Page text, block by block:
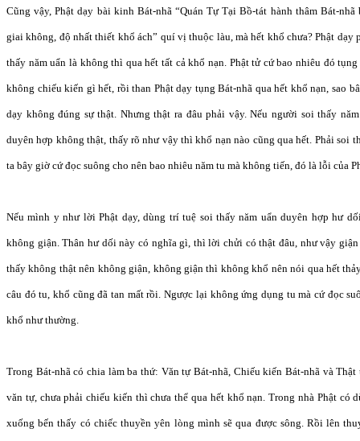
Cũng vậy, Phật dạy bài kinh Bát-nhã “Quán Tự Tại Bồ-tát hành thâm Bát-
giai không, độ nhất thiết khổ ách” quí vị thuộc làu, mà hết khổ chưa? Phật dạy
thấy năm uẩn là không thì qua hết tất cả khổ nạn. Phật tử cứ bao nhiêu đó
không chiếu kiến gì hết, rồi than Phật dạy tụng Bát-nhã qua hết khổ nạn, sao
dạy không đúng sự thật. Nhưng thật ra đâu phải vậy. Nếu người soi thấy
duyên hợp không thật, thấy rõ như vậy thì khổ nạn nào cũng qua hết. Phải soi
ta bây giờ cứ đọc suông cho nên bao nhiêu năm tu mà không tiến, đó là lỗi của
Nếu mình y như lời Phật dạy, dùng trí tuệ soi thấy năm uẩn duyên hợp hư
không giận. Thân hư dối này có nghĩa gì, thì lời chửi có thật đâu, như vậy
thấy không thật nên không giận, không giận thì không khổ nên nói qua hết
câu đó tu, khổ cũng đã tan mất rồi. Ngược lại không ứng dụng tu mà cứ đọc
khổ như thường.
Trong Bát-nhã có chia làm ba thứ: Văn tự Bát-nhã, Chiếu kiến Bát-nhã và
văn tự, chưa phải chiếu kiến thì chưa thể qua hết khổ nạn. Trong nhà Phật có
xuống bến thấy có chiếc thuyền yên lòng mình sẽ qua được sông. Rồi lên